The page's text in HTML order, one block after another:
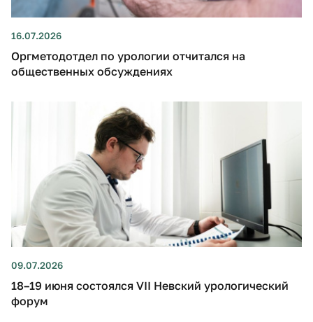
16.07.2026
Оргметодотдел по урологии отчитался на
общественных обсуждениях
09.07.2026
18–19 июня состоялся VII Невский урологический
форум